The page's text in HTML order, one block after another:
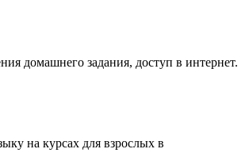
домашнего задания, доступ в интернет.
на курсах для взрослых в